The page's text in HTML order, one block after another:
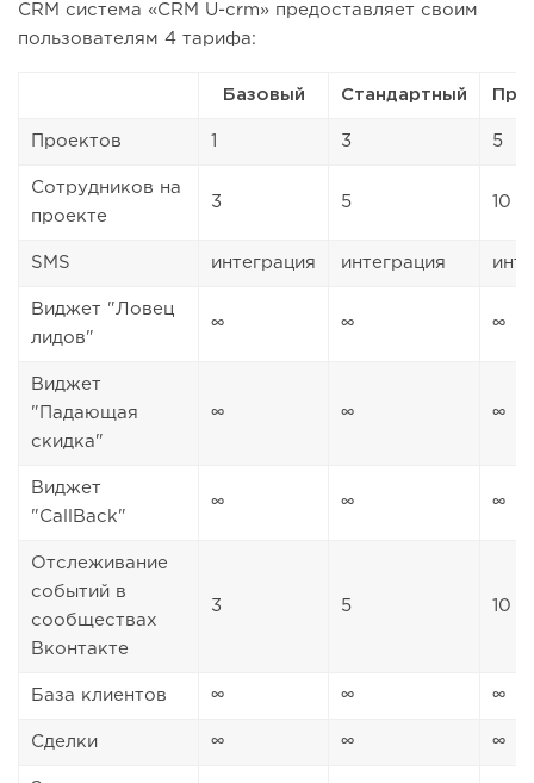
CRM система «CRM U-crm» предоставляет своим
пользователям 4 тарифа:
Базовый Стандартный
Проектов 3 5
Сотрудников на
проекте
3 5 10
SMS интеграция интеграция
Виджет "Ловец
лидов"
∞ ∞ ∞
Виджет
"Падающая
скидка"
∞ ∞ ∞
Виджет
"CallBack"
∞ ∞ ∞
Отслеживание
событий в
сообществах
Вконтакте
3 5 10
База клиентов ∞ ∞ ∞
Сделки ∞ ∞ ∞